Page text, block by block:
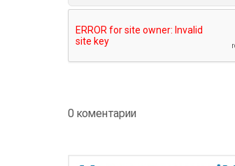
0 коментарии